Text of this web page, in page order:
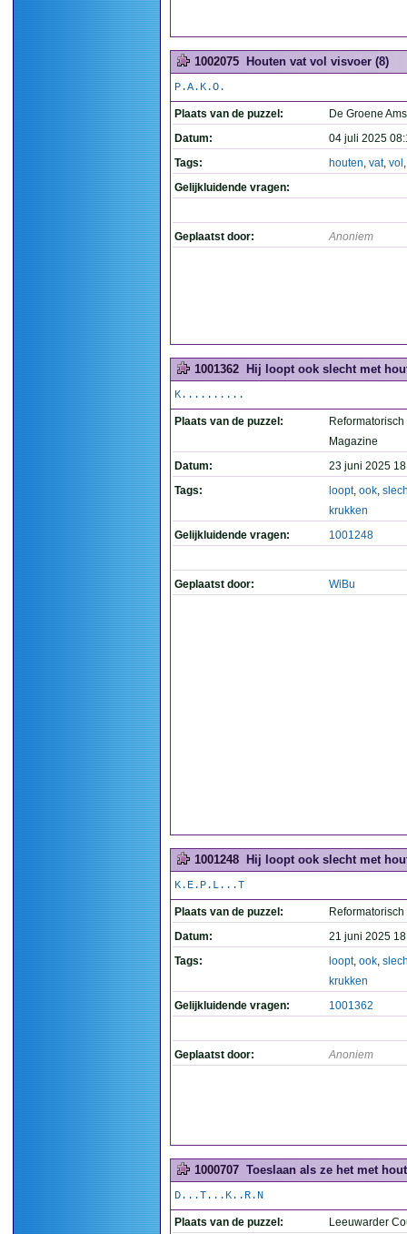
1002075 Houten vat vol visvoer (8)
P.A.K.O.
Plaats van de puzzel:
De Groene
Datum:
04 juli 2025
Tags:
houten, vat, vol
Gelijkluidende vragen:
Geplaatst door: Anoniem
1001362 Hij loopt ook slecht met
K..........
Plaats van de puzzel:
Magazine
Datum:
23 juni 2025
Tags:
loopt, ook,
krukken
Gelijkluidende vragen:
1001248
Geplaatst door: WiBu
1001248 Hij loopt ook slecht met
K.E.P.L...T
Plaats van de puzzel:
Datum:
21 juni 2025
Tags:
loopt, ook,
krukken
Gelijkluidende vragen:
1001362
Geplaatst door: Anoniem
1000707 Toeslaan als ze het met
D...T...K..R.N
Plaats van de puzzel: Leeuwarder